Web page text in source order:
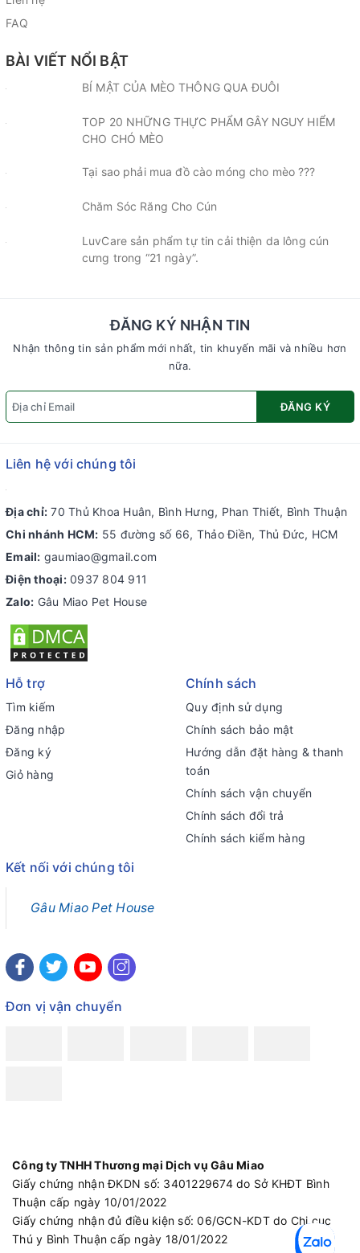
FAQ
BÀI VIẾT NỔI BẬT
BÍ MẬT CỦA MÈO THÔNG QUA ĐUÔI
TOP 20 NHỮNG THỰC PHẨM GÂY NGUY HIỂM
CHO CHÓ MÈO
Tại sao phải mua đồ cào móng cho mèo ???
Chăm Sóc Răng Cho Cún
LuvCare sản phẩm tự tin cải thiện da lông cún
cưng trong “21 ngày”.
ĐĂNG KÝ NHẬN TIN
Nhận thông tin sản phẩm mới nhất, tin khuyến mãi và nhiều hơn
nữa.
ĐĂNG KÝ
Liên hệ với chúng tôi
Địa chỉ: 70 Thủ Khoa Huân, Bình Hưng, Phan Thiết, Bình Thuận
Chi nhánh HCM: 55 đường số 66, Thảo Điền, Thủ Đức, HCM
Email: gaumiao@gmail.com
Điện thoại: 0937 804 911
Zalo: Gâu Miao Pet House
Hỗ trợ
Tìm kiếm
Đăng nhập
Đăng ký
Giỏ hàng
Chính sách
Quy định sử dụng
Chính sách bảo mật
Hướng dẫn đặt hàng & thanh
toán
Chính sách vận chuyển
Chính sách đổi trả
Chính sách kiểm hàng
Kết nối với chúng tôi
Gâu Miao Pet House
Đơn vị vận chuyển
Công ty TNHH Thương mại Dịch vụ Gâu Miao
Giấy chứng nhận ĐKDN số: 3401229674 do Sở KHĐT Bình
Thuận cấp ngày 10/01/2022
Giấy chứng nhận đủ điều kiện số: 06/GCN-KDT do Chi cục
Thú y Bình Thuận cấp ngày 18/01/2022